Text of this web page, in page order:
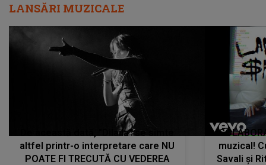
LANSĂRI MUZICALE
De această dată, "Dilaila" se simte
altfel printr-o interpretare care NU
POATE FI TRECUTĂ CU VEDEREA
muzical!
Savali și